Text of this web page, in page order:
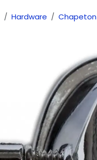
Hardware Chapeton